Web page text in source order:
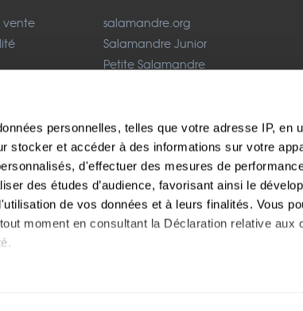
personnelles, telles que votre adresse IP, en
stocker et accéder à des informations sur votre
d'effectuer des mesures de
des études d’audience, favorisant ainsi le
de vos données et à leurs finalités. Vous
moment en consultant la Déclaration relative aux
vente
salamandre.org
Salamandre Junior
Petite Salamandre
Paiement sécurisés